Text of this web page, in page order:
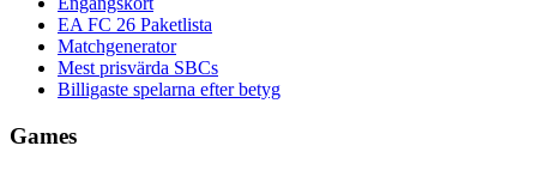
EA FC 26 Paketlista
Matchgenerator
Mest prisvärda SBCs
Billigaste spelarna efter betyg
Games